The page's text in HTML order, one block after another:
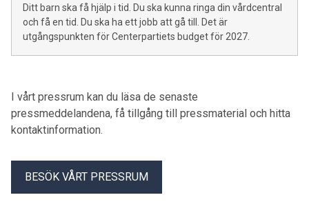
Ditt barn ska få hjälp i tid. Du ska kunna ringa din vårdcentral
och få en tid. Du ska ha ett jobb att gå till. Det är
utgångspunkten för Centerpartiets budget för 2027.
I vårt pressrum kan du läsa de senaste
pressmeddelandena, få tillgång till pressmaterial och hitta
kontaktinformation.
BESÖK VÅRT PRESSRUM